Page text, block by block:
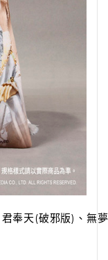
奉天(破邪版)、無